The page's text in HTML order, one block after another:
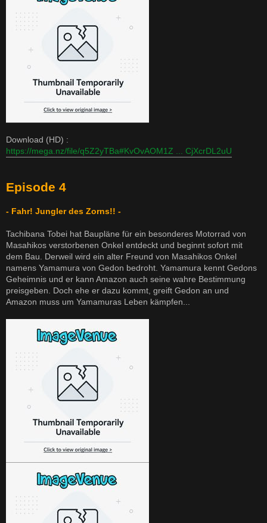
Download (HD) :
https://mega.nz/file/q5Z2yTBa#KvOvAOM1Z ... CjXcrDL2uU
Episode 4
- Fahr! Jungler des Zorns!! -
Tachibana Tobei hat Baupläne für ein besonderes Motorrad von
Masahikos verstorbenen Onkel entdeckt und beginnt sofort mit
dem Bau. Derweil wird ein alter Freund von Masahikos Onkel
namens Yamamura von Gedon bedroht. Yamamura kennt Gedons
Geheimnis und er kann Amazon auch seine wahre Bestimmung
preisgeben. Doch ehe er dazu kommt, greift Gedon an und
Amazon muss um Yamamuras Leben kämpfen...